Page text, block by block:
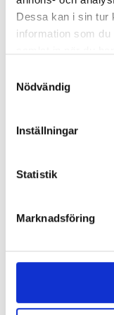
Dessa kan i sin tur
information som
Nödvändig
Inställningar
Statistik
Marknadsföring
Ladda ner Lilla